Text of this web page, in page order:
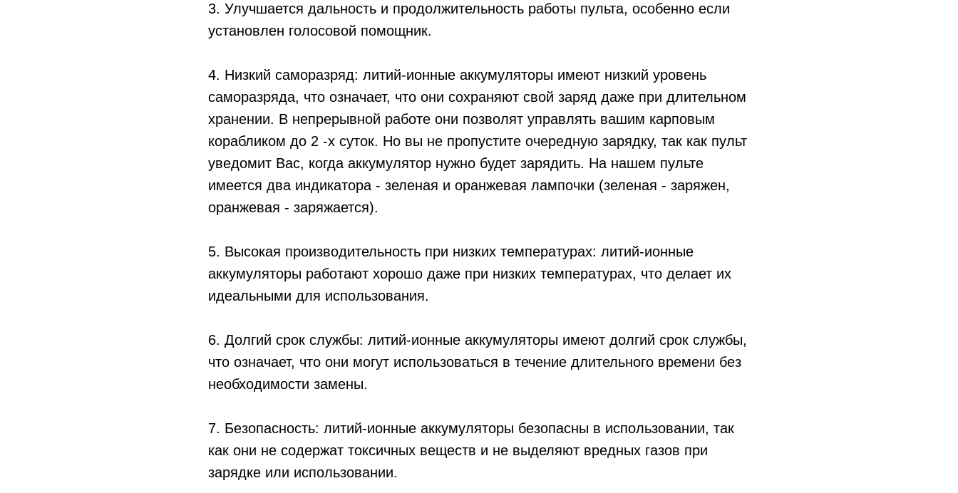
3. Улучшается дальность и продолжительность работы пульта, особенно если
установлен голосовой помощник.
4. Низкий саморазряд: литий-ионные аккумуляторы имеют низкий уровень
саморазряда, что означает, что они сохраняют свой заряд даже при длительном
хранении. В непрерывной работе они позволят управлять вашим карповым
корабликом до 2 -х суток. Но вы не пропустите очередную зарядку, так как пульт
уведомит Вас, когда аккумулятор нужно будет зарядить. На нашем пульте
имеется два индикатора - зеленая и оранжевая лампочки (зеленая - заряжен,
оранжевая - заряжается).
5. Высокая производительность при низких температурах: литий-ионные
аккумуляторы работают хорошо даже при низких температурах, что делает их
идеальными для использования.
6. Долгий срок службы: литий-ионные аккумуляторы имеют долгий срок службы,
что означает, что они могут использоваться в течение длительного времени без
необходимости замены.
7. Безопасность: литий-ионные аккумуляторы безопасны в использовании, так
как они не содержат токсичных веществ и не выделяют вредных газов при
зарядке или использовании.